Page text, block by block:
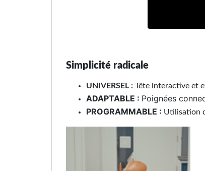
Simplicité radicale
UNIVERSEL : Tête interactive et
ADAPTABLE : Poignées
PROGRAMMABLE : Utilisation